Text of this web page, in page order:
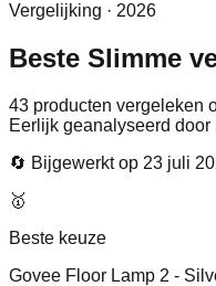
Vergelijking · 2026
Beste Slimme
43 producten vergeleken
Eerlijk geanalyseerd
🔄 Bijgewerkt op 23 juli
🥇
Beste keuze
Govee Floor Lamp 2 -